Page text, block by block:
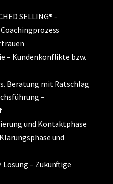
SELLING® –
– Kundenkonflikte bzw.
Beratung mit Ratschlag
–
und Kontaktphase
und
Lösung – Zukünftige